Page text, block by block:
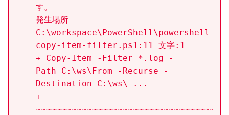
す。
発生場所
C:\workspace\PowerShell\powershell-
copy-item-filter.ps1:11 文字:1
+ Copy-Item -Filter *.log -
Path C:\ws\From -Recurse -
Destination C:\ws\ ...
+